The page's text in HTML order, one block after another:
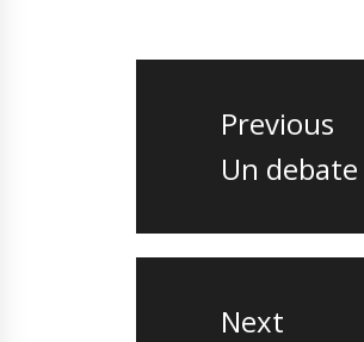
Navegación
entradas
Previous
Previous
Un
Next